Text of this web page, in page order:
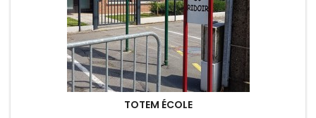
TOTEM ÉCOLE